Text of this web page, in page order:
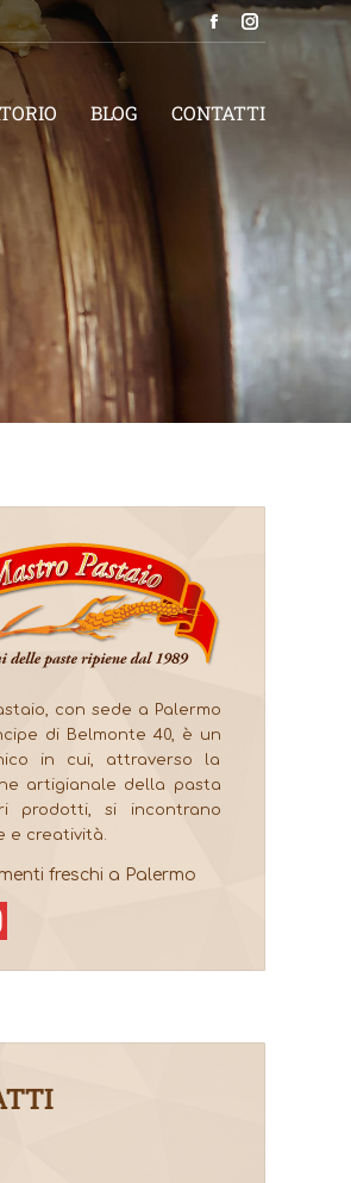
BLOG CONTATTI
con sede a Palermo
di Belmonte 40, è un
in cui, attraverso la
artigianale della pasta
prodotti, si incontrano
e creatività.
freschi a Palermo